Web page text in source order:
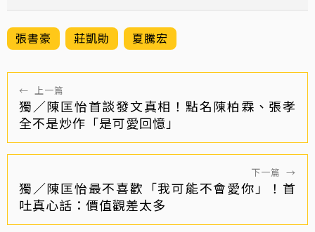
張書豪 莊凱勛 夏騰宏
← 上一篇
獨／陳匡怡首談發文真相！點名陳柏霖、張孝
全不是炒作「是可愛回憶」
下一篇 →
獨／陳匡怡最不喜歡「我可能不會愛你」！首
吐真心話：價值觀差太多